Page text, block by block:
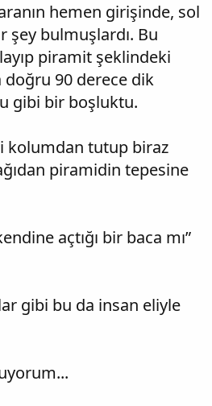
hemen girişinde, sol
bulmuşlardı. Bu
piramit şeklindeki
doğru 90 derece dik
gibi bir boşluktu.
kolumdan tutup biraz
piramidin tepesine
açtığı bir baca mı”
gibi bu da insan eliyle